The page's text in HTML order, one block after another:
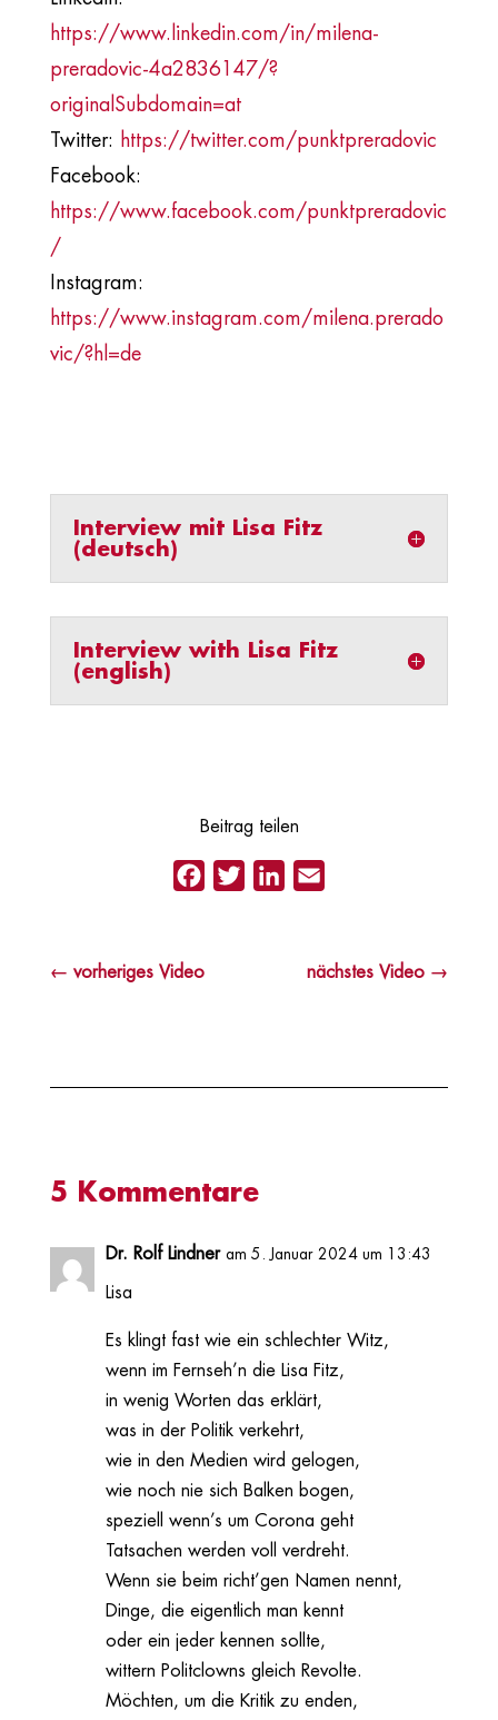
https://www.linkedin.com/in/milena-
preradovic-4a2836147/?
originalSubdomain=at
Twitter:
https://twitter.com/punktpreradovic
Facebook:
https://www.facebook.com/punktpreradovic
/
Instagram:
https://www.instagram.com/milena.prerado
vic/?hl=de
Interview mit Lisa Fitz
(deutsch)
Interview with Lisa Fitz
(english)
Beitrag teilen
Facebook
Twitter LinkedIn
← vorheriges Video nächstes Video →
5 Kommentare
Dr. Rolf Lindner am 5. Januar 2024 um 13:43
Lisa
Es klingt fast wie ein schlechter Witz,
wenn im Fernseh’n die Lisa Fitz,
in wenig Worten das erklärt,
was in der Politik verkehrt,
wie in den Medien wird gelogen,
wie noch nie sich Balken bogen,
speziell wenn’s um Corona geht
Tatsachen werden voll verdreht.
Wenn sie beim richt’gen Namen nennt,
Dinge, die eigentlich man kennt
oder ein jeder kennen sollte,
wittern Politclowns gleich Revolte.
Möchten, um die Kritik zu enden,